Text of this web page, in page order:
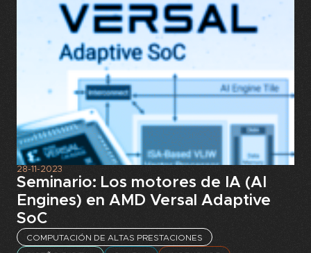
28-11-2023
Seminario: Los motores de IA (AI
Engines) en AMD Versal Adaptive
SoC
COMPUTACIÓN DE ALTAS PRESTACIONES